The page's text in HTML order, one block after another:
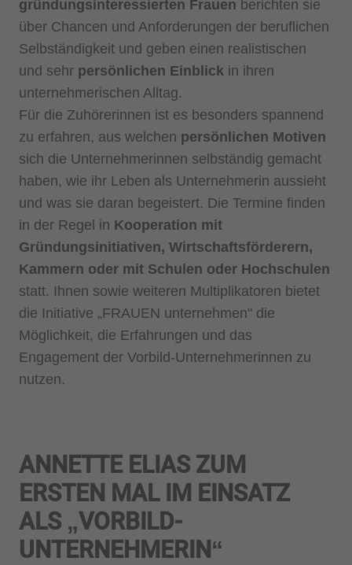
gründungsinteressierten Frauen berichten sie
über Chancen und Anforderungen der beruflichen
Selbständigkeit und geben einen realistischen
und sehr persönlichen Einblick in ihren
unternehmerischen Alltag.
Für die Zuhörerinnen ist es besonders spannend
zu erfahren, aus welchen persönlichen Motiven
sich die Unternehmerinnen selbständig gemacht
haben, wie ihr Leben als Unternehmerin aussieht
und was sie daran begeistert. Die Termine finden
in der Regel in Kooperation mit
Gründungsinitiativen, Wirtschaftsförderern,
Kammern oder mit Schulen oder Hochschulen
statt. Ihnen sowie weiteren Multiplikatoren bietet
die Initiative „FRAUEN unternehmen" die
Möglichkeit, die Erfahrungen und das
Engagement der Vorbild-Unternehmerinnen zu
nutzen.
ANNETTE ELIAS ZUM
ERSTEN MAL IM EINSATZ
ALS „VORBILD-
UNTERNEHMERIN“